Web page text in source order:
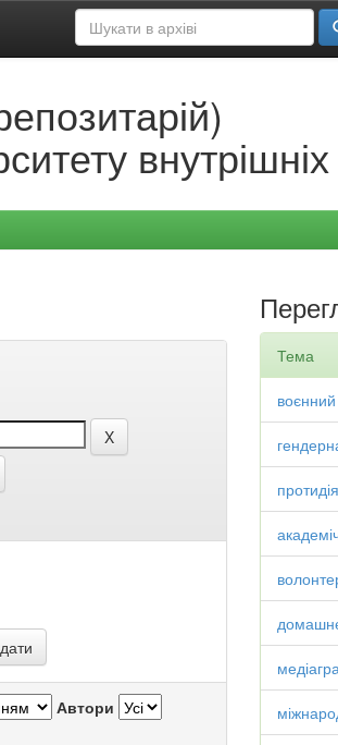
Автори
Тема